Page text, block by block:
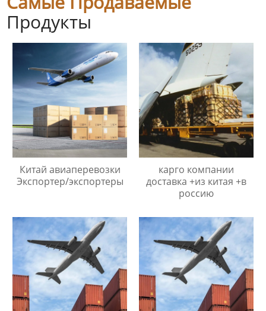
Продукты
Китай авиаперевозки
Экспортер/экспортеры
карго компании
доставка +из китая +в
россию